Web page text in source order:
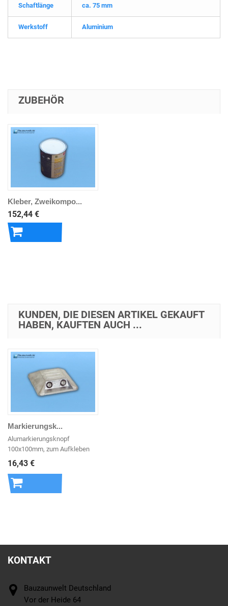
Schaftlänge ca. 75 mm
Werkstoff Aluminium
ZUBEHÖR
Kleber, Zweikompo...
152,44 €
KUNDEN, DIE DIESEN ARTIKEL GEKAUFT
HABEN, KAUFTEN AUCH ...
Markierungsk...
Alumarkierungsknopf
100x100mm, zum Aufkleben
16,43 €
KONTAKT
Bauzaunwelt Deutschland
Vor der Heide 64